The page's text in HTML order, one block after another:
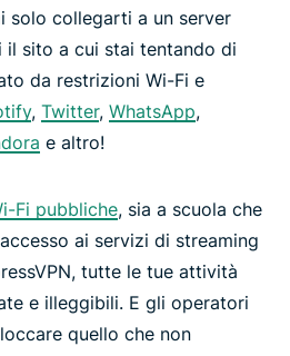
solo collegarti a un server
il sito a cui stai tentando di
da restrizioni Wi-Fi e
, Twitter, WhatsApp,
e altro!
Fi pubbliche, sia a scuola che
ai servizi di streaming
tutte le tue attività
e illeggibili. E gli operatori
quello che non